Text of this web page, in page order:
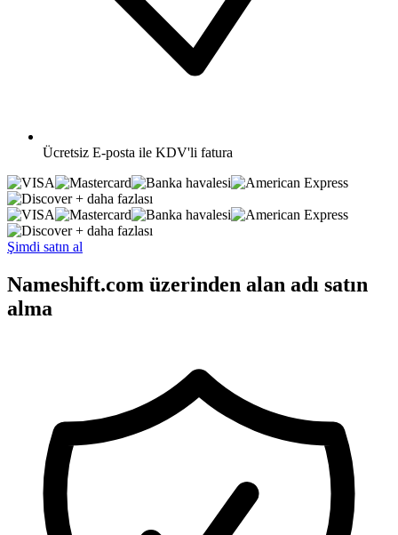
Ücretsiz E-posta ile KDV'li fatura
+ daha fazlası
+ daha fazlası
Şimdi satın al
Nameshift.com üzerinden alan adı satın
alma